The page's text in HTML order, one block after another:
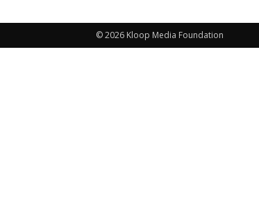
© 2026 Kloop Media Foundation